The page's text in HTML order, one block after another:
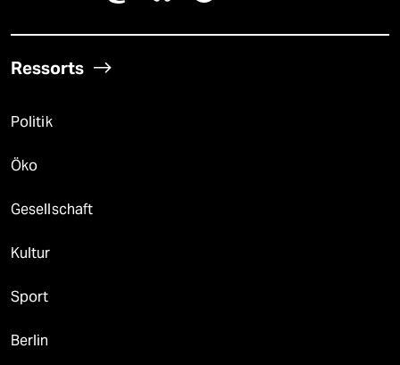
Ressorts
Politik
Öko
Gesellschaft
Kultur
Sport
Berlin